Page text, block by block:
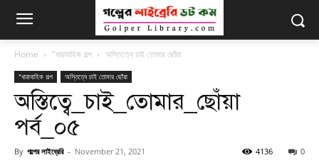
Home "ধারাবাহিক গল্প অস্তিত্বে চাই তোমার ছোঁয়া
"ধারাবাহিক গল্প অস্তিত্বে চাই তোমার ছোঁয়া
অস্তিত্বে_চাই_তোমার_ছোঁয়া
পর্ব_০৫
By গল্পের লাইব্রেরি - November 21, 2021 0
4136